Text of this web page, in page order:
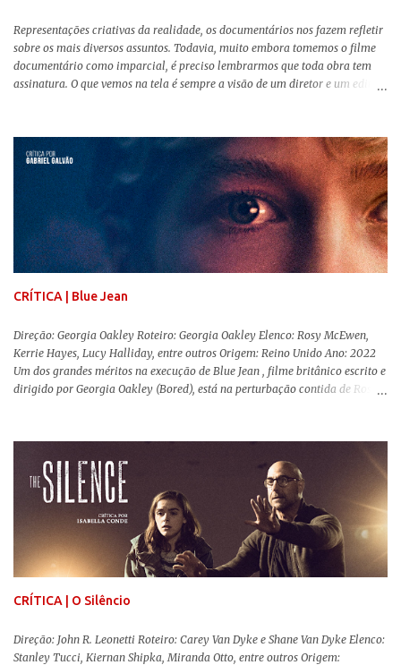
Representações criativas da realidade, os documentários nos fazem refletir
sobre os mais diversos assuntos. Todavia, muito embora tomemos o filme
documentário como imparcial, é preciso lembrarmos que toda obra tem
assinatura. O que vemos na tela é sempre a visão de um diretor e um editor
sempre importante levarmos em conta quem assina e qual a função social
da obra. O cinema brasileiro é celeiro de grandes documentaristas, muitos
deles mundialmente reconhecidos. Pensando na variedade de estilos e
estéticas de se fazer documentários, selecionei 5 produções tupiniquins do
gênero que, para mim, são indispensáveis: ▼ Cabra Marcado para Morrer
(1984) , de Eduardo Coutinho Em 1964, devido ao golpe militar, Eduardo
Coutinho (Edifício Master) teve que abandonar as filmagens do
documentário sobre o assassinato do líder camponês Joã...
CRÍTICA | Blue Jean
Direção: Georgia Oakley Roteiro: Georgia Oakley Elenco: Rosy McEwen,
Kerrie Hayes, Lucy Halliday, entre outros Origem: Reino Unido Ano: 2022
Um dos grandes méritos na execução de Blue Jean , filme britânico escrito e
dirigido por Georgia Oakley (Bored), está na perturbação contida de Rosy
movimentos e falas, equilibrada numa frágil neutralidade entre seu
trabalho e seus afetos, passando noites bebendo e jogando sinuca com seu
grupo de amigas lésbicas e sua amante. É imperativo para ela que ambos
os mundos não se cruzem de modo algum, pois o período histórico no qual
a história se passa - 1988 na Inglaterra - é de um contexto profundamente
conservador e hostil a pessoas queer. Com o governo liderado pela então
primeira-ministra Margaret Tatcher usando recursos supostamente
constitucionais para mobilizar campanhas agressivas ao modo de vida
CRÍTICA | O Silêncio
Direção: John R. Leonetti Roteiro: Carey Van Dyke e Shane Van Dyke Elenco:
Stanley Tucci, Kiernan Shipka, Miranda Otto, entre outros Origem: